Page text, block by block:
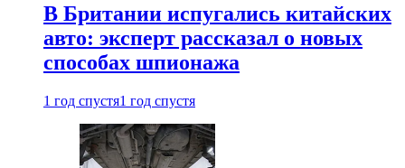
В Британии испугались китайских
авто: эксперт рассказал о новых
способах шпионажа
1 год спустя1 год спустя